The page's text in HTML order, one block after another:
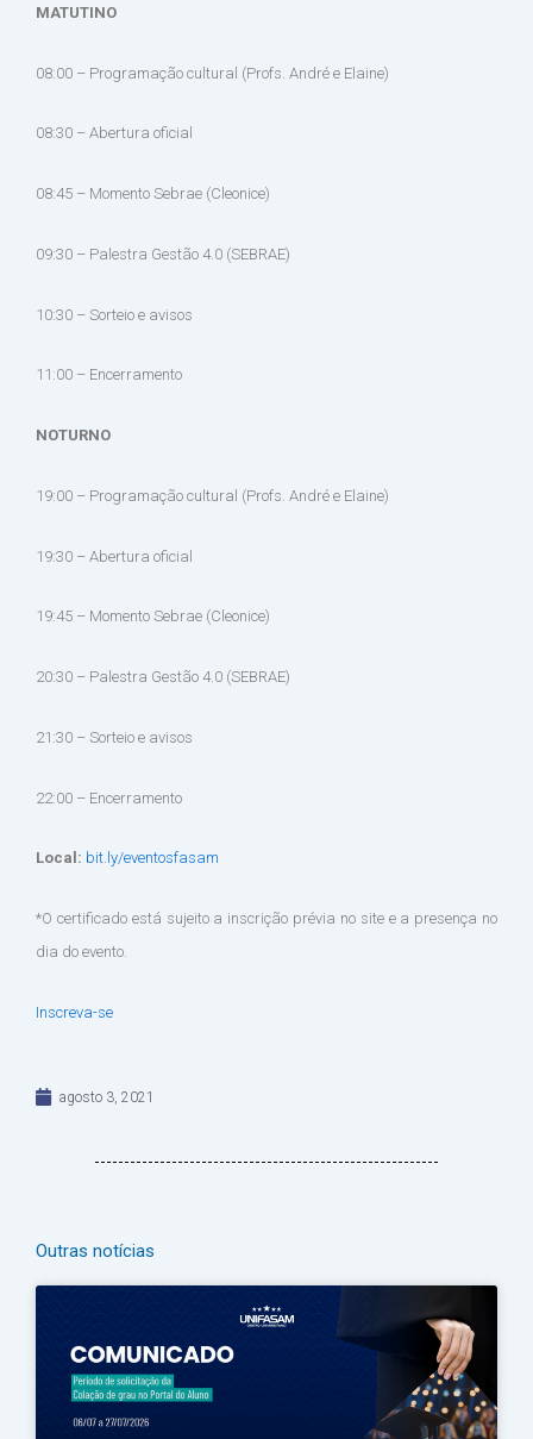
MATUTINO
08:00 – Programação cultural (Profs. André e Elaine)
08:30 – Abertura oficial
08:45 – Momento Sebrae (Cleonice)
09:30 – Palestra Gestão 4.0 (SEBRAE)
10:30 – Sorteio e avisos
11:00 – Encerramento
NOTURNO
19:00 – Programação cultural (Profs. André e Elaine)
19:30 – Abertura oficial
19:45 – Momento Sebrae (Cleonice)
20:30 – Palestra Gestão 4.0 (SEBRAE)
21:30 – Sorteio e avisos
22:00 – Encerramento
Local: bit.ly/eventosfasam
*O certificado está sujeito a inscrição prévia no site e a presença no
dia do evento.
Inscreva-se
agosto 3, 2021
Outras notícias
PáginaPágina
PáginaPáginaPágina